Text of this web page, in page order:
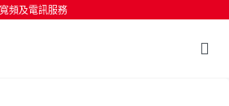
頻及電訊服務